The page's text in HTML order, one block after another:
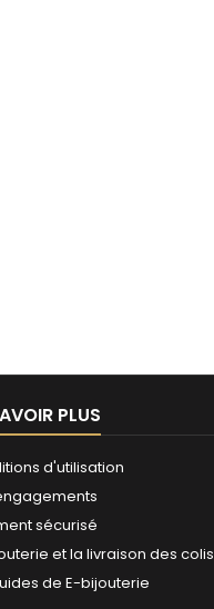
PLUS
d'utilisation
sécurisé
et la livraison des colis
de E-bijouterie